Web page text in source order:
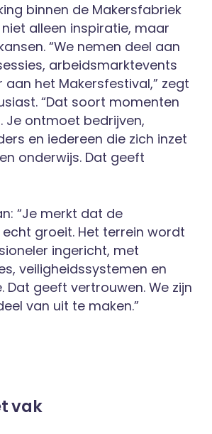
binnen de Makersfabriek
alleen inspiratie, maar
“We nemen deel aan
arbeidsmarktevents
aan het Makersfestival,” zegt
“Dat soort momenten
Je ontmoet bedrijven,
en iedereen die zich inzet
onderwijs. Dat geeft
“Je merkt dat de
groeit. Het terrein wordt
ingericht, met
veiligheidssystemen en
Dat geeft vertrouwen. We zijn
van uit te maken.”
vak